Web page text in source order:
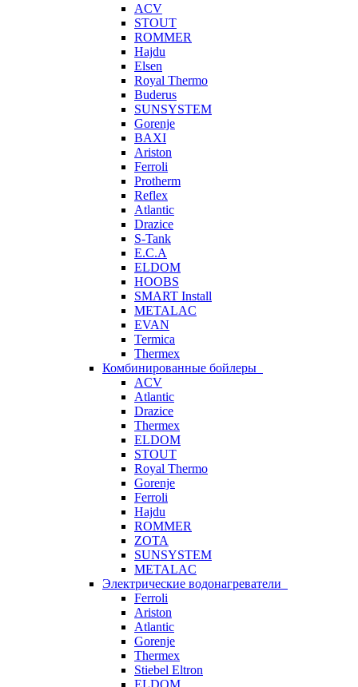
ACV
STOUT
ROMMER
Hajdu
Elsen
Royal Thermo
Buderus
SUNSYSTEM
Gorenje
BAXI
Ariston
Ferroli
Protherm
Reflex
Atlantic
Drazice
S-Tank
E.C.A
ELDOM
HOOBS
SMART Install
METALAC
EVAN
Termica
Thermex
Комбинированные бойлеры
ACV
Atlantic
Drazice
Thermex
ELDOM
STOUT
Royal Thermo
Gorenje
Ferroli
Hajdu
ROMMER
ZOTA
SUNSYSTEM
METALAC
Электрические водонагреватели
Ferroli
Ariston
Atlantic
Gorenje
Thermex
Stiebel Eltron
ELDOM